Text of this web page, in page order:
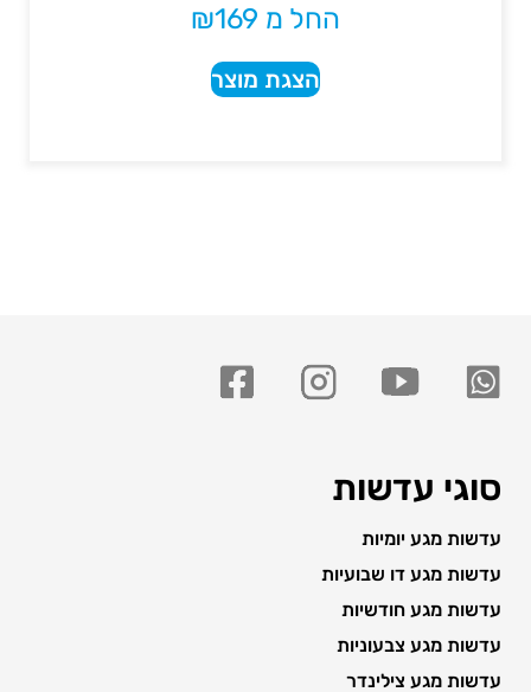
החל מ ₪169
הצגת מוצר
סוגי עדשות
עדשות מגע יומיות
עדשות מגע דו שבועיות
עדשות מגע חודשיות
עדשות מגע צבעוניות
עדשות מגע צילינדר